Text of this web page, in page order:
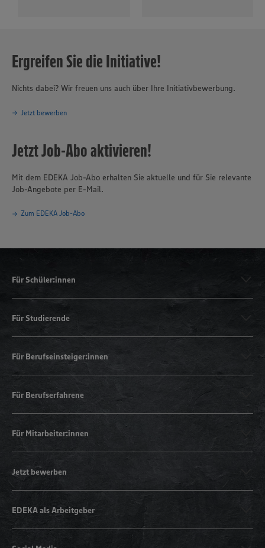
Ergreifen Sie die Initiative!
Nichts dabei? Wir freuen uns auch über Ihre Initiativbewerbung.
Jetzt bewerben
Jetzt Job-Abo aktivieren!
Mit dem EDEKA Job-Abo erhalten Sie aktuelle und für Sie relevante
Job-Angebote per E-Mail.
Zum EDEKA Job-Abo
Für Schüler:innen
Für Studierende
Für Berufseinsteiger:innen
Für Berufserfahrene
Für Mitarbeiter:innen
Jetzt bewerben
EDEKA als Arbeitgeber